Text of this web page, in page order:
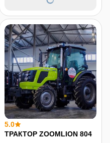
5.0
ТРАКТОР ZOOMLION 804